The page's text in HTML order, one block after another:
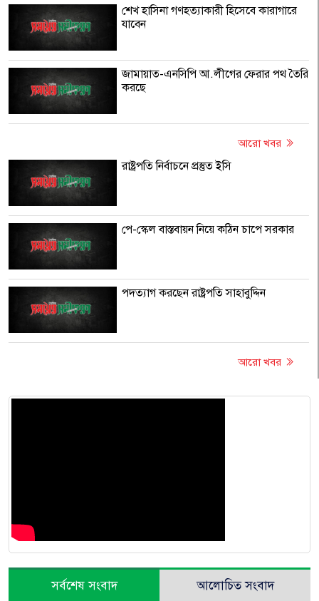
শেখ হাসিনা গণহত্যাকারী হিসেবে কারাগারে
যাবেন
জামায়াত-এনসিপি আ.লীগের ফেরার পথ তৈরি
করছে
আরো খবর
রাষ্ট্রপতি নির্বাচনে প্রস্তুত ইসি
পে-স্কেল বাস্তবায়ন নিয়ে কঠিন চাপে সরকার
পদত্যাগ করছেন রাষ্ট্রপতি সাহাবুদ্দিন
আরো খবর
সর্বশেষ সংবাদ আলোচিত সংবাদ